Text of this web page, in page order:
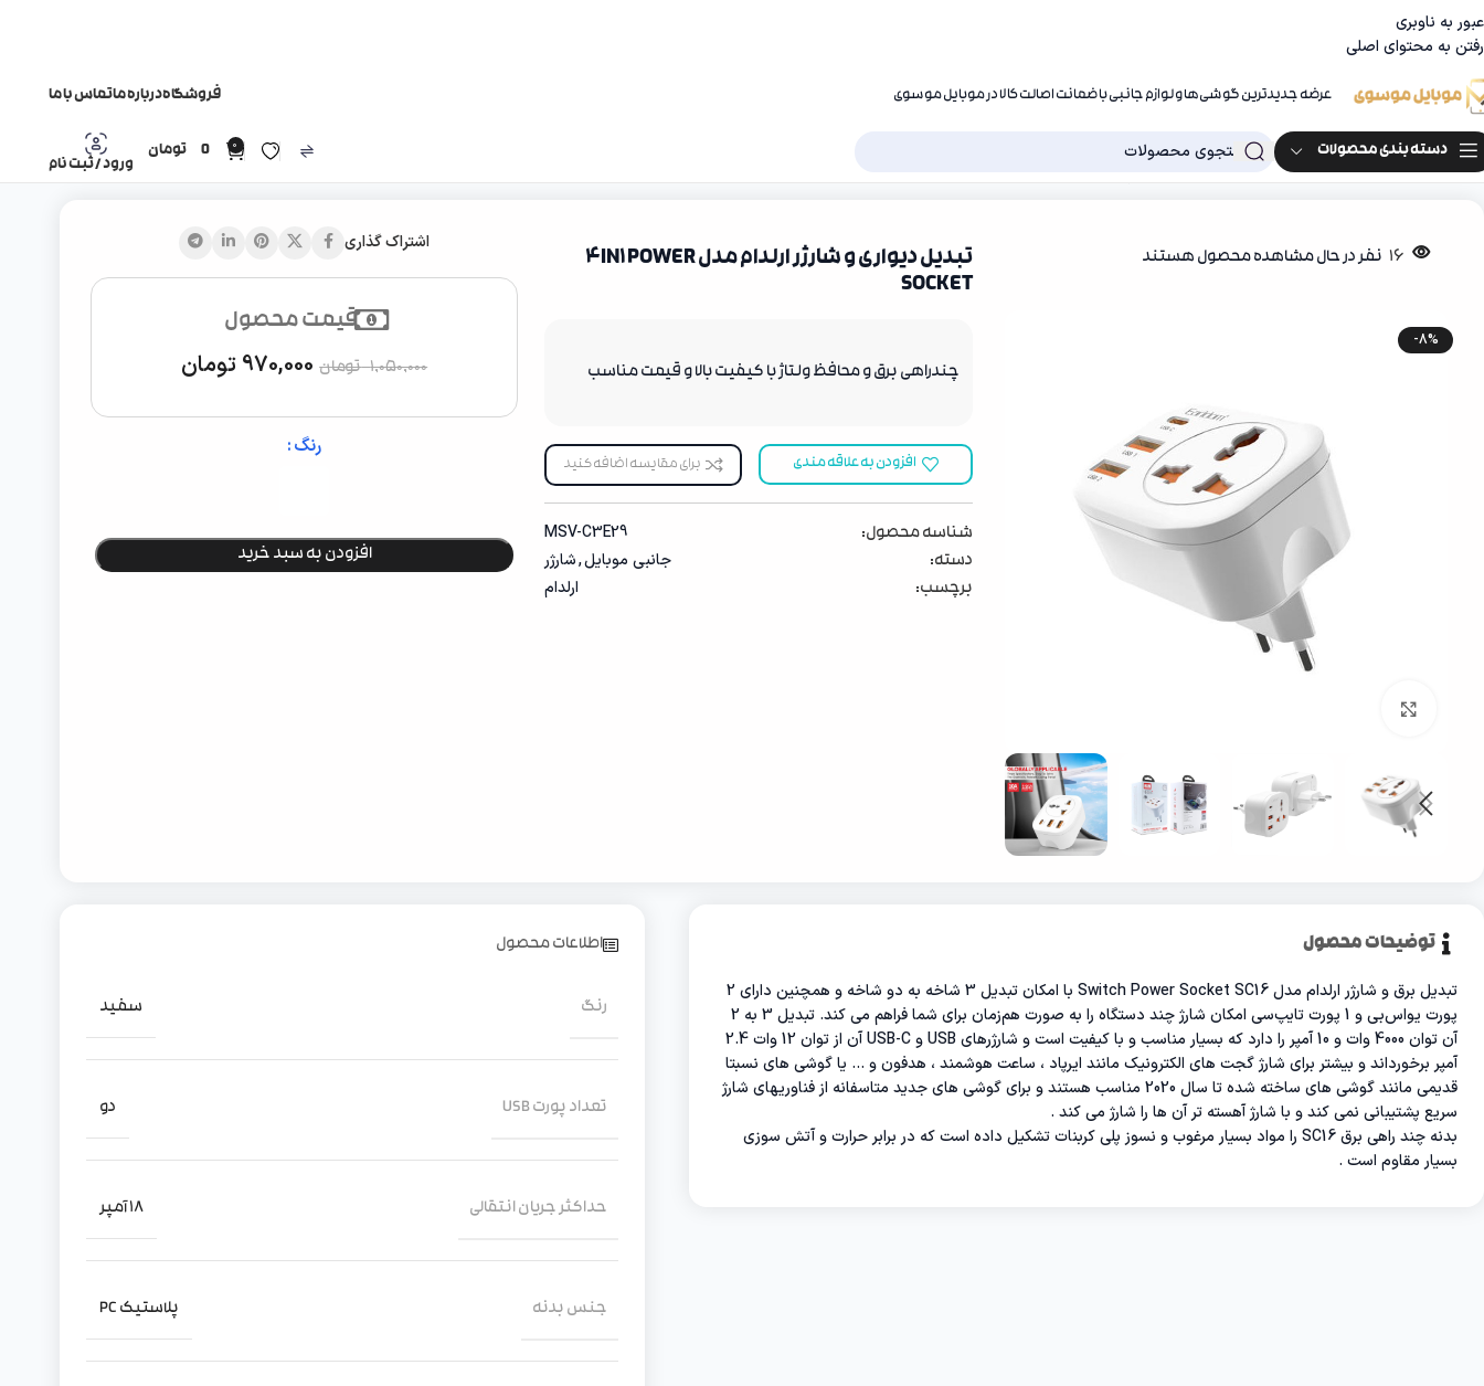
عبور به ناوبری
رفتن به محتوای اصلی
عرضه جدیدترین گوشی‌ها و لوازم جانبی با ضمانت اصالت کالا در موبایل موسوی فروشگاهدرباره ماتماس با ما
دسته بندی محصولات 0
0 تومان
ورود / ثبت نام خانه جانبی موبایل شارژر تبدیل دیواری و شارژر ارلدام مدل 4IN1 POWER SOCKET
16 نفر در حال مشاهده محصول هستند
-8%
تبدیل دیواری و شارژر ارلدام مدل 4IN1 POWER
SOCKET
چندراهی برق و محافظ ولتاژ با کیفیت بالا و قیمت مناسب
افزودن به علاقه مندی برای مقایسه اضافه کنید
شناسه محصول:
MSV-C3E29
دسته:
جانبی موبایل,شارژر
برچسب:
ارلدام
اشتراک گذاری
قیمت محصول
1,050,000 تومان 970,000 تومان
رنگ
افزودن به سبد خرید
توضیحات محصول
تبدیل برق و شارژر ارلدام مدل Switch Power Socket SC16 با امکان تبدیل 3 شاخه به دو شاخه و همچنین دارای 2
پورت یو‌اس‌بی و 1 پورت تایپ‌سی امکان شارژ چند دستگاه را به صورت هم‌زمان برای شما فراهم می کند. تبدیل 3 به 2
آن توان 4000 وات و 10 آمپر را دارد که بسیار مناسب و با کیفیت است و شارژرهای USB و USB-C آن از توان 12 وات 2.4
آمپر برخورداند و بیشتر برای شارژ گجت های الکترونیک مانند ایرپاد ، ساعت هوشمند ، هدفون و … یا گوشی های نسبتا
قدیمی مانند گوشی های ساخته شده تا سال 2020 مناسب هستند و برای گوشی های جدید متاسفانه از فناوریهای شارژ
سریع پشتیبانی نمی کند و با شارژ آهسته تر آن ها را شارژ می کند .
بدنه چند راهی برق SC16 را مواد بسیار مرغوب و نسوز پلی کربنات تشکیل داده است که در برابر حرارت و آتش سوزی
بسیار مقاوم است .
اطلاعات محصول
رنگ سفید
تعداد پورت USB دو
حداکثر جریان انتقالی 18 آمپر
جنس بدنه پلاستیک PC